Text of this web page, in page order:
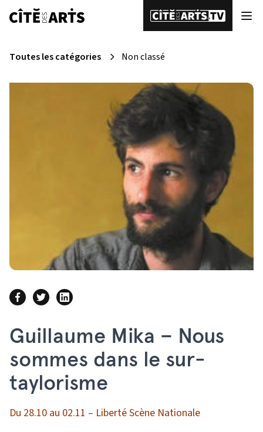
Toutes les catégories Non classé
Guillaume Mika – Nous
sommes dans le sur-
taylorisme
Du 28.10 au 02.11 – Liberté Scène Nationale